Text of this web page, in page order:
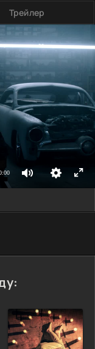
Трейлер